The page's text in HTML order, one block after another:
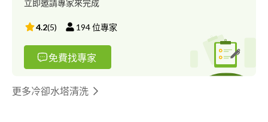
立即邀請專家來完成
4.2(5) 194位專家
免費找專家
更多冷卻水塔清洗